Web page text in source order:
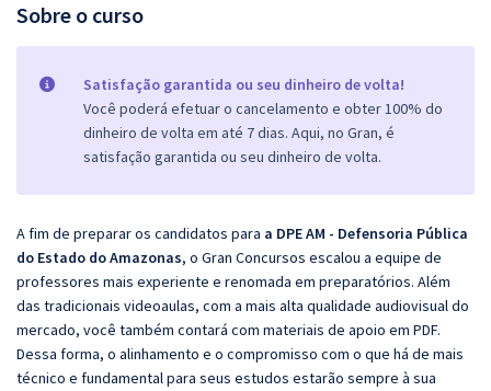
Sobre o curso
Satisfação garantida ou seu dinheiro de volta!
Você poderá efetuar o cancelamento e obter 100% do
dinheiro de volta em até 7 dias. Aqui, no Gran, é
satisfação garantida ou seu dinheiro de volta.
A fim de preparar os candidatos para a DPE AM - Defensoria Pública
do Estado do Amazonas, o Gran Concursos escalou a equipe de
professores mais experiente e renomada em preparatórios. Além
das tradicionais videoaulas, com a mais alta qualidade audiovisual do
mercado, você também contará com materiais de apoio em PDF.
Dessa forma, o alinhamento e o compromisso com o que há de mais
técnico e fundamental para seus estudos estarão sempre à sua